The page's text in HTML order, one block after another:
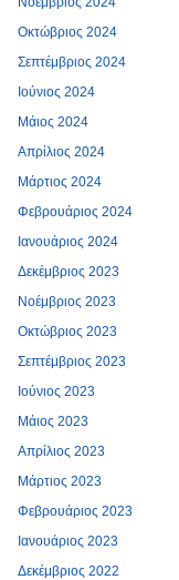
Οκτώβριος 2024
Σεπτέμβριος 2024
Ιούνιος 2024
Μάιος 2024
Απρίλιος 2024
Μάρτιος 2024
Φεβρουάριος 2024
Ιανουάριος 2024
Δεκέμβριος 2023
Νοέμβριος 2023
Οκτώβριος 2023
Σεπτέμβριος 2023
Ιούνιος 2023
Μάιος 2023
Απρίλιος 2023
Μάρτιος 2023
Φεβρουάριος 2023
Ιανουάριος 2023
Δεκέμβριος 2022